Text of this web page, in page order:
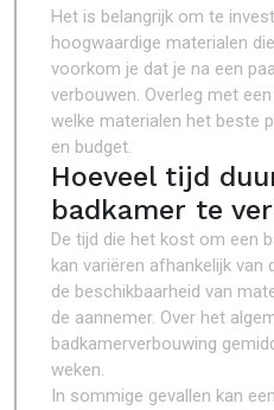
Het is belangrijk om te
hoogwaardige materialen
voorkom je dat je na een
verbouwen. Overleg met
welke materialen het beste
en budget.
Hoeveel tijd
badkamer te
De tijd die het kost om een
kan variëren afhankelijk van
de beschikbaarheid van
de aannemer. Over het
badkamerverbouwing
weken.
In sommige gevallen kan